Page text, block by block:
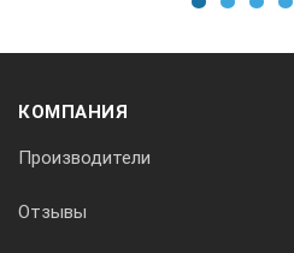
15
КОМПАНИЯ
Производители
Отзывы